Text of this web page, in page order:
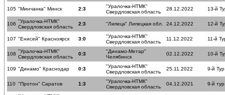
105 "Минчанка" Минск 2:3
"Уралочка-НТМК"
Свердловская область
28.12.2022 13-й
106 "Уралочка-НТМК"
Свердловская область
2:3 "Липецк" Липецкая обл. 24.12.2022 12-й
107 "Енисей" Красноярск 3:0
"Уралочка-НТМК"
Свердловская область
11.12.2022 11-й
108 "Уралочка-НТМК"
Свердловская область
0:3
"Динамо-Метар"
Челябинск
02.12.2022 10-й
109 "Динамо" Краснодар 0:3
"Уралочка-НТМК"
Свердловская область
25.11.2022 9-й Тур
110 "Протон" Саратов 1:3
"Уралочка-НТМК"
Свердловская область
04.12.2021 9-й тур